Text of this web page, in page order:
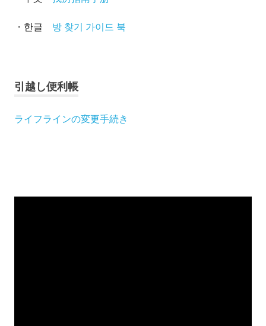
・ 한글 방 찾기 가이드 북
引越し便利帳
ライフラインの変更手続き